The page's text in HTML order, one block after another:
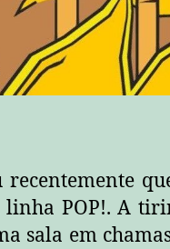
linha POP!. A
sala em